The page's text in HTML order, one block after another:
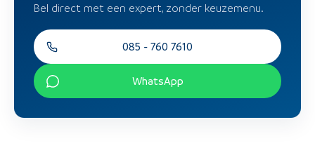
Bel direct met een expert, zonder keuzemenu.
085 - 760 7610
WhatsApp